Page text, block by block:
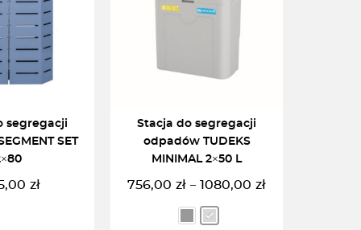
segregacji
SET
zł
Stacja do segregacji
odpadów TUDEKS
MINIMAL 2×50 L
756,00 zł – 1080,00 zł
Zakres
cen: